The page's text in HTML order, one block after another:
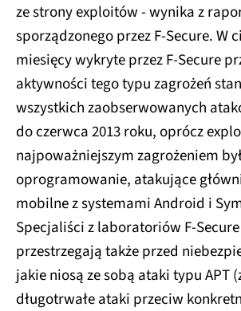
ze strony exploitów - wynika z
sporządzonego przez F-Secure. W
miesięcy wykryte przez F-Secure
aktywności tego typu zagrożeń
wszystkich zaobserwowanych
do czerwca 2013 roku, oprócz
najpoważniejszym zagrożeniem
oprogramowanie, atakujące
mobilne z systemami Android i
Specjaliści z laboratoriów F-
przestrzegają także przed
jakie niosą ze sobą ataki typu APT
długotrwałe ataki przeciw